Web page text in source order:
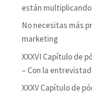
están multiplicando
No necesitas más
marketing
XXXVI Capítulo de
– Con la
XXXV Capítulo de